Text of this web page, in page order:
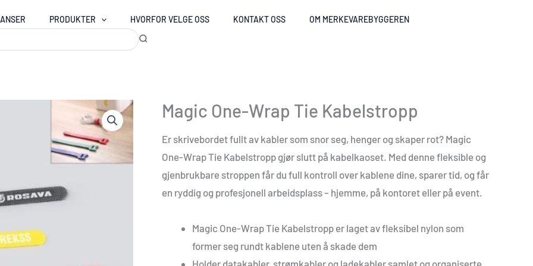
PRODUKTER HVORFOR VELGE OSS KONTAKT OSS OM MERKEVAREBYGGEREN
Magic One-Wrap Tie Kabelstropp
Er skrivebordet fullt av kabler som snor seg, henger og skaper rot? Magic
One-Wrap Tie Kabelstropp gjør slutt på kabelkaoset. Med denne fleksible og
gjenbrukbare stroppen får du full kontroll over kablene dine, sparer tid, og får
en ryddig og profesjonell arbeidsplass – hjemme, på kontoret eller på event.
Magic One-Wrap Tie Kabelstropp er laget av fleksibel nylon som
former seg rundt kablene uten å skade dem
Holder datakabler, strømkabler og ladekabler samlet og organiserte